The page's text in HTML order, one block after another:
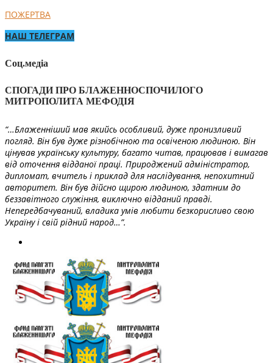
ПОЖЕРТВА
НАШ ТЕЛЕГРАМ
Соц.медіа
СПОГАДИ ПРО БЛАЖЕННОСПОЧИЛОГО
МИТРОПОЛИТА МЕФОДІЯ
“…Блаженніший мав якийсь особливий, дуже пронизливий
погляд. Він був дуже різнобічною та освіченою людиною. Він
цінував українську культуру, багато читав, працював і вимагав
від оточення відданої праці. Природжений адміністратор,
дипломат, вчитель і приклад для наслідування, непохитний
авторитет. Він був дійсно щирою людиною, здатним до
беззавітного служіння, виключно відданий правді.
Непередбачуваний, владика умів любити безкорисливо свою
Україну і свій рідний народ…”.